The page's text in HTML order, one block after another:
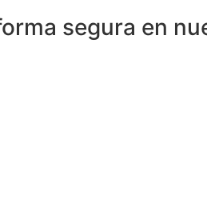
segura en